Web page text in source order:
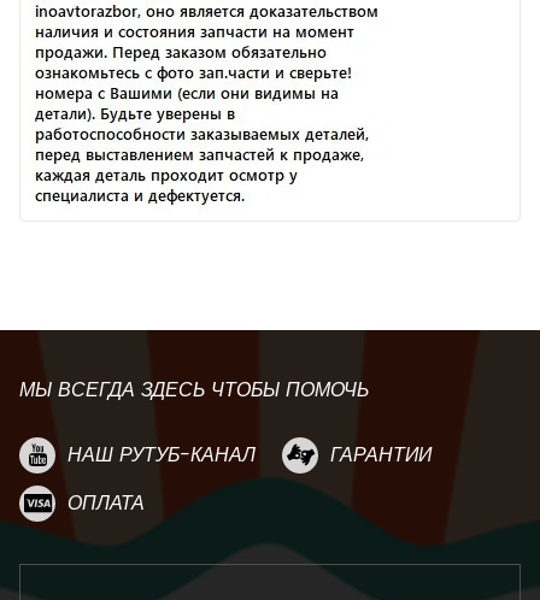
МЫ ВСЕГДА ЗДЕСЬ ЧТОБЫ ПОМОЧЬ
НАШ РУТУБ-КАНАЛ
ГАРАНТИИ
ОПЛАТА